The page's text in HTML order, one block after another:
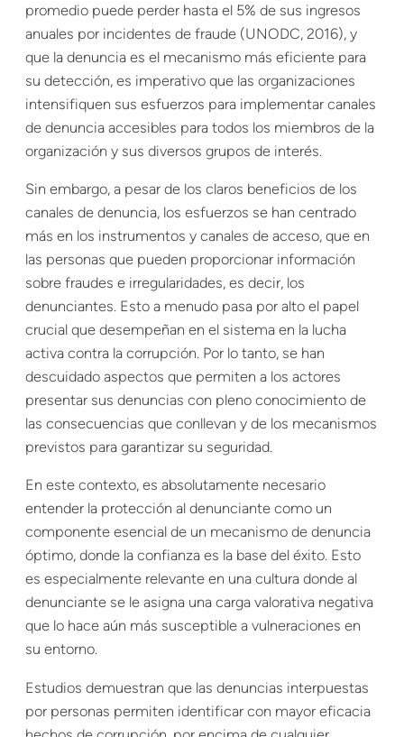
promedio puede perder hasta el 5% de sus ingresos
anuales por incidentes de fraude (UNODC, 2016), y
que la denuncia es el mecanismo más eficiente para
su detección, es imperativo que las organizaciones
intensifiquen sus esfuerzos para implementar canales
de denuncia accesibles para todos los miembros de la
organización y sus diversos grupos de interés.
Sin embargo, a pesar de los claros beneficios de los
canales de denuncia, los esfuerzos se han centrado
más en los instrumentos y canales de acceso, que en
las personas que pueden proporcionar información
sobre fraudes e irregularidades, es decir, los
denunciantes. Esto a menudo pasa por alto el papel
crucial que desempeñan en el sistema en la lucha
activa contra la corrupción. Por lo tanto, se han
descuidado aspectos que permiten a los actores
presentar sus denuncias con pleno conocimiento de
las consecuencias que conllevan y de los mecanismos
previstos para garantizar su seguridad.
En este contexto, es absolutamente necesario
entender la protección al denunciante como un
componente esencial de un mecanismo de denuncia
óptimo, donde la confianza es la base del éxito. Esto
es especialmente relevante en una cultura donde al
denunciante se le asigna una carga valorativa negativa
que lo hace aún más susceptible a vulneraciones en
su entorno.
Estudios demuestran que las denuncias interpuestas
por personas permiten identificar con mayor eficacia